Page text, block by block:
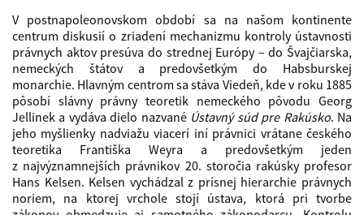
V postnapoleonovskom období sa na našom kontinente
centrum diskusií o zriadení mechanizmu kontroly ústavnosti
právnych aktov presúva do strednej Európy – do Švajčiarska,
nemeckých štátov a predovšetkým do Habsburskej
monarchie. Hlavným centrom sa stáva Viedeň, kde v roku 1885
pôsobí slávny právny teoretik nemeckého pôvodu Georg
Jellinek a vydáva dielo nazvané Ústavný súd pre Rakúsko. Na
jeho myšlienky nadviažu viacerí iní právnici vrátane českého
teoretika Františka Weyra a predovšetkým jeden
z najvýznamnejších právnikov 20. storočia rakúsky profesor
Hans Kelsen. Kelsen vychádzal z prísnej hierarchie právnych
noriem, na ktorej vrchole stojí ústava, ktorá pri tvorbe